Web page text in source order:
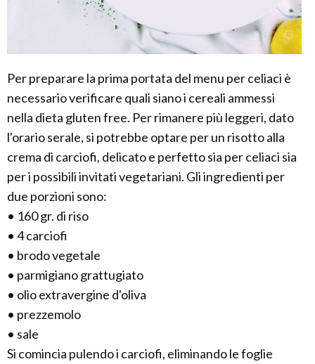
Per preparare la prima portata del menu per celiaci è
necessario verificare quali siano i cereali ammessi
nella dieta gluten free. Per rimanere più leggeri, dato
l'orario serale, si potrebbe optare per un risotto alla
crema di carciofi, delicato e perfetto sia per celiaci sia
per i possibili invitati vegetariani. Gli ingredienti per
due porzioni sono:
• 160 gr. di riso
• 4 carciofi
• brodo vegetale
• parmigiano grattugiato
• olio extravergine d'oliva
• prezzemolo
• sale
Si comincia pulendo i carciofi, eliminando le foglie